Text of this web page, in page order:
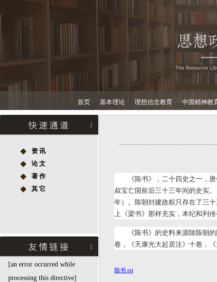
首页 基本理论 理想信念教育 中国精神教
资 讯
论 文
著 作
其 它
[an error occurred while
processing this directive]
《陈书》，二十四史之一，
叔宝亡国前后三十三年间的史实
年）。陈朝封建政权只存在了三
上《梁书》那样充实，本纪和列
《陈书》的史料来源除陈朝
卷，《天康光大起居注》十卷，
陈书.txt